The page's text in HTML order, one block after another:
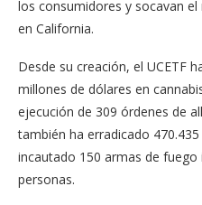
los consumidores y socavan
en California.
Desde su creación, el UCETF
millones de dólares en
ejecución de 309 órdenes de
también ha erradicado
incautado 150 armas de
personas.